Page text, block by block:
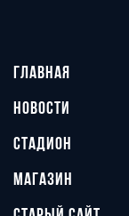
ГЛАВНАЯ
НОВОСТИ
СТАДИОН
МАГАЗИН